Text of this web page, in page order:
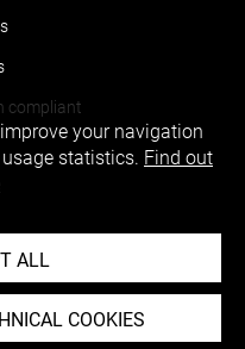
compliant
your navigation
statistics. Find out
ALL
COOKIES